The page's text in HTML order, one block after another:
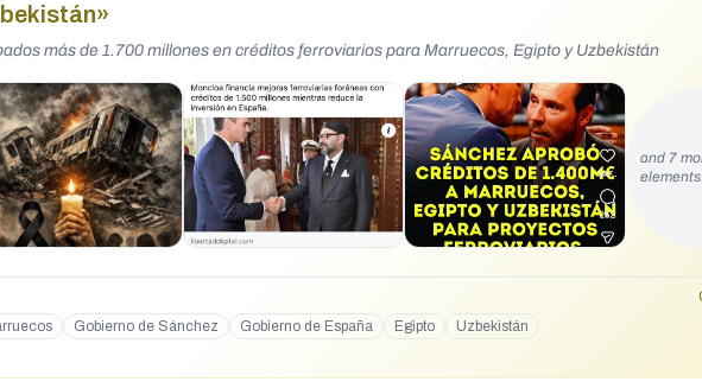
más de 1.700 millones en créditos ferroviarios para Marruecos, Egipto y Uzbekistán
and 7
Gobierno de Sánchez Gobierno de España Egipto
Uzbekistán